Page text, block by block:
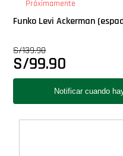
Próximamente
Funko Levi Ackerman
S/139.90
S/99.90